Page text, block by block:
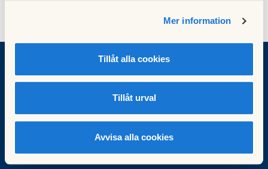
Mer information
Tillåt alla cookies
Tillåt urval
Avvisa alla cookies
Cookieinställningar
Redigera hemsida